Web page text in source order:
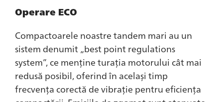
Operare ECO
Compactoarele noastre tandem mari au un
sistem denumit „best point regulations
system”, ce menține turația motorului cât mai
redusă posibil, oferind în același timp
frecvența corectă de vibrație pentru eficiența